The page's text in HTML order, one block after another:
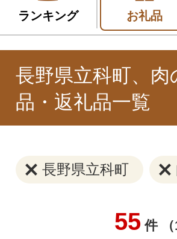
ランキング お礼品
長野県立科町、
品・返礼品一覧
長野県立科町
55 件 （